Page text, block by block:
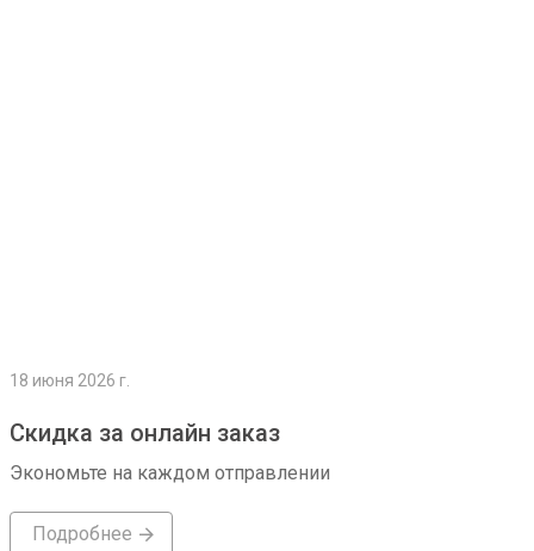
18 июня 2026 г.
Скидка за онлайн заказ
Экономьте на каждом отправлении
Подробнее